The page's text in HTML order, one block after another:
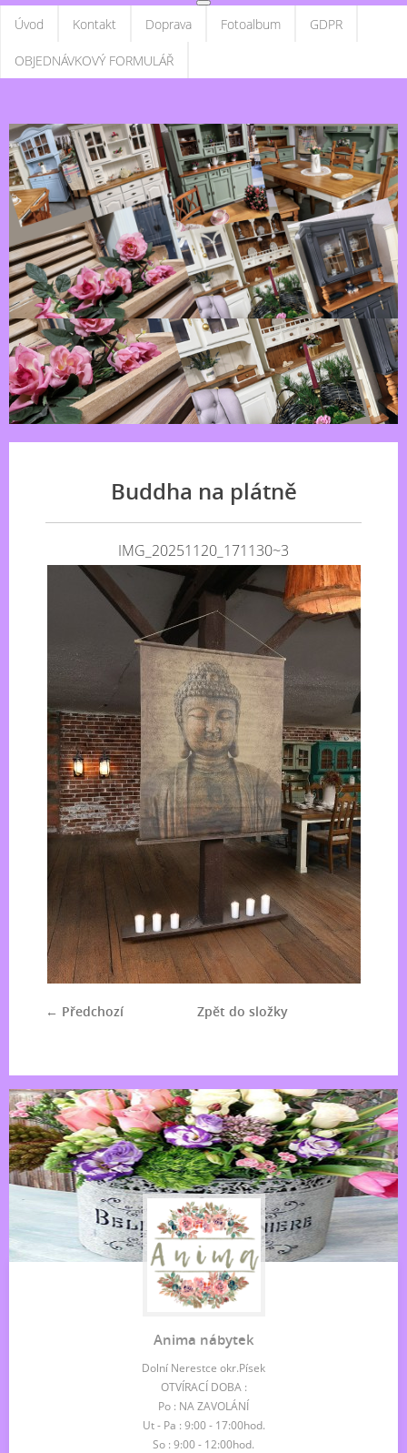
Úvod Kontakt Doprava Fotoalbum GDPR
OBJEDNÁVKOVÝ FORMULÁŘ
Buddha na plátně
IMG_20251120_171130~3
← Předchozí Zpět do složky
Anima nábytek
Dolní Nerestce okr.Písek
OTVÍRACÍ DOBA :
Po : NA ZAVOLÁNÍ
Ut - Pa : 9:00 - 17:00hod.
So : 9:00 - 12:00hod.